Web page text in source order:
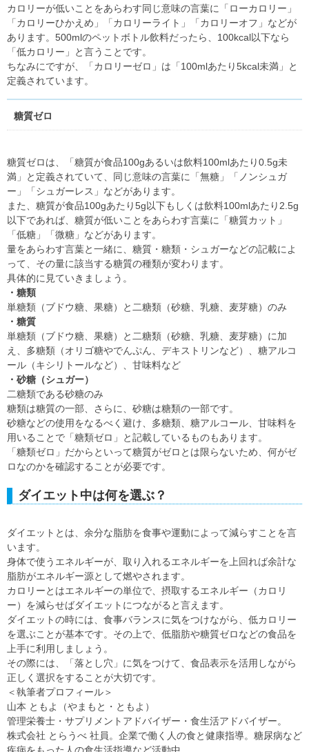
カロリーが低いことをあらわす同じ意味の言葉に「ローカロリー」
「カロリーひかえめ」「カロリーライト」「カロリーオフ」などが
あります。500mlのペットボトル飲料だったら、100kcal以下なら
「低カロリー」と言うことです。
ちなみにですが、「カロリーゼロ」は「100mlあたり5kcal未満」と
定義されています。
糖質ゼロ
糖質ゼロは、「糖質が食品100gあるいは飲料100mlあたり0.5g未
満」と定義されていて、同じ意味の言葉に「無糖」「ノンシュガ
ー」「シュガーレス」などがあります。
また、糖質が食品100gあたり5g以下もしくは飲料100mlあたり2.5g
以下であれば、糖質が低いことをあらわす言葉に「糖質カット」
「低糖」「微糖」などがあります。
量をあらわす言葉と一緒に、糖質・糖類・シュガーなどの記載によ
って、その量に該当する糖質の種類が変わります。
具体的に見ていきましょう。
・糖類
単糖類（ブドウ糖、果糖）と二糖類（砂糖、乳糖、麦芽糖）のみ
・糖質
単糖類（ブドウ糖、果糖）と二糖類（砂糖、乳糖、麦芽糖）に加
え、多糖類（オリゴ糖やでんぷん、デキストリンなど）、糖アルコ
ール（キシリトールなど）、甘味料など
・砂糖（シュガー）
二糖類である砂糖のみ
糖類は糖質の一部、さらに、砂糖は糖類の一部です。
砂糖などの使用をなるべく避け、多糖類、糖アルコール、甘味料を
用いることで「糖類ゼロ」と記載しているものもあります。
「糖類ゼロ」だからといって糖質がゼロとは限らないため、何がゼ
ロなのかを確認することが必要です。
ダイエット中は何を選ぶ？
ダイエットとは、余分な脂肪を食事や運動によって減らすことを言
います。
身体で使うエネルギーが、取り入れるエネルギーを上回れば余計な
脂肪がエネルギー源として燃やされます。
カロリーとはエネルギーの単位で、摂取するエネルギー（カロリ
ー）を減らせばダイエットにつながると言えます。
ダイエットの時には、食事バランスに気をつけながら、低カロリー
を選ぶことが基本です。その上で、低脂肪や糖質ゼロなどの食品を
上手に利用しましょう。
その際には、「落とし穴」に気をつけて、食品表示を活用しながら
正しく選択をすることが大切です。
＜執筆者プロフィール＞
山本 ともよ（やまもと・ともよ）
管理栄養士・サプリメントアドバイザー・食生活アドバイザー。
株式会社 とらうべ 社員。企業で働く人の食と健康指導。糖尿病など